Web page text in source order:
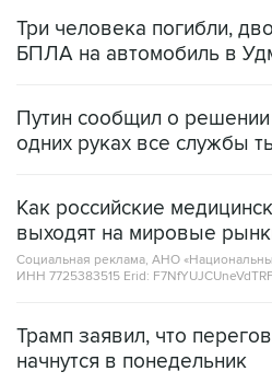
Три человека погибли,
БПЛА на автомобиль в
Путин сообщил о решении
одних руках все службы
Как российские
выходят на мировые
Социальная реклама, АНО
ИНН 7725383515 Erid:
Трамп заявил, что
начнутся в понедельник